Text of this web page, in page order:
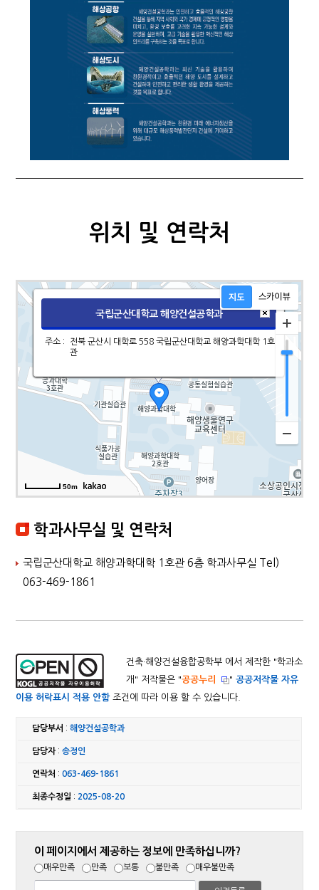
위치 및 연락처
지도영역입니다.
국립군산대학교 해양건설공학과
주소 :
전북 군산시 대학로 558 국립군산대학교 해양과학대학 1호
관
50m
학과사무실 및 연락처
국립군산대학교 해양과학대학 1호관 6층 학과사무실 Tel)
063-469-1861
건축·해양건설융합공학부 에서 제작한 "학과소
개 " 저작물은 "공공누리 "공공저작물 자유
이용 허락표시 적용 안함조건에 따라 이용 할 수 있습니다.
담당부서 :해양건설공학과
담당자:송정인
연락처 :063-469-1861
최종수정일 :2025-08-20
이 페이지에서 제공하는 정보에 만족하십니까?
매우만족 만족 보통 불만족 매우불만족